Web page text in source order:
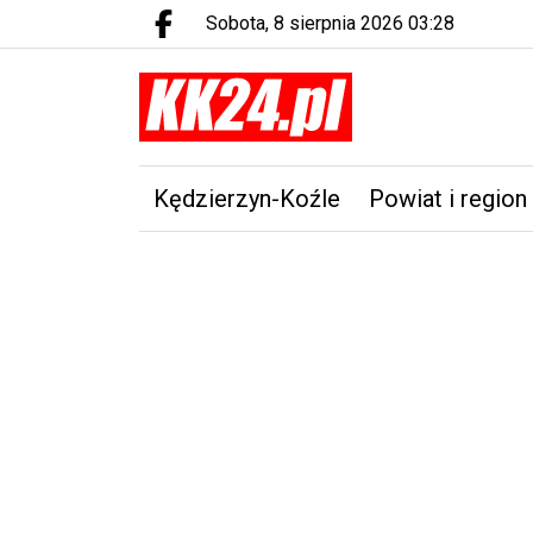
Facebook.com
sobota, 8 sierpnia 2026 03:28
Kędzierzyn-Koźle Powiat i region